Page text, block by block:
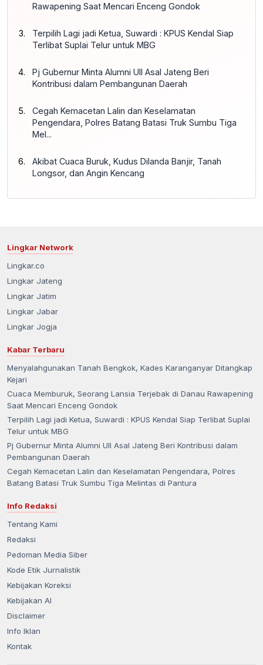
Rawapening Saat Mencari Enceng Gondok
Terpilih Lagi jadi Ketua, Suwardi : KPUS Kendal Siap
Terlibat Suplai Telur untuk MBG
Pj Gubernur Minta Alumni UII Asal Jateng Beri
Kontribusi dalam Pembangunan Daerah
Cegah Kemacetan Lalin dan Keselamatan
Pengendara, Polres Batang Batasi Truk Sumbu Tiga
Mel...
Akibat Cuaca Buruk, Kudus Dilanda Banjir, Tanah
Longsor, dan Angin Kencang
Lingkar Network
Lingkar.co
Lingkar Jateng
Lingkar Jatim
Lingkar Jabar
Lingkar Jogja
Kabar Terbaru
Menyalahgunakan Tanah Bengkok, Kades Karanganyar Ditangkap
Kejari
Cuaca Memburuk, Seorang Lansia Terjebak di Danau Rawapening
Saat Mencari Enceng Gondok
Terpilih Lagi jadi Ketua, Suwardi : KPUS Kendal Siap Terlibat Suplai
Telur untuk MBG
Pj Gubernur Minta Alumni UII Asal Jateng Beri Kontribusi dalam
Pembangunan Daerah
Cegah Kemacetan Lalin dan Keselamatan Pengendara, Polres
Batang Batasi Truk Sumbu Tiga Melintas di Pantura
Info Redaksi
Tentang Kami
Redaksi
Pedoman Media Siber
Kode Etik Jurnalistik
Kebijakan Koreksi
Kebijakan AI
Disclaimer
Info Iklan
Kontak